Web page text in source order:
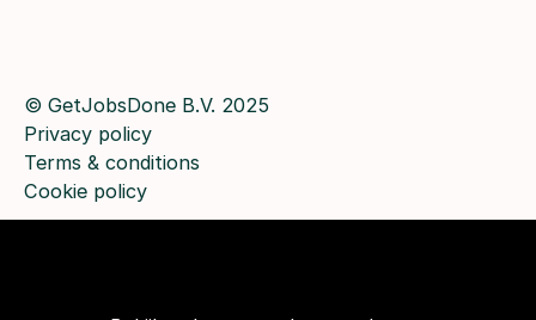
© GetJobsDone B.V. 2025
Privacy policy
Terms & conditions
Cookie policy